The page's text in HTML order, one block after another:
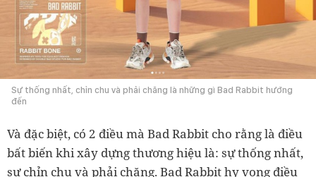
Sự thống nhất, chỉn chu và phải chăng là những gì Bad Rabbit hướng
đến
Và đặc biệt, có 2 điều mà Bad Rabbit cho rằng là điều
bất biến khi xây dựng thương hiệu là: sự thống nhất,
sự chỉn chu và phải chăng. Bad Rabbit hy vọng điều